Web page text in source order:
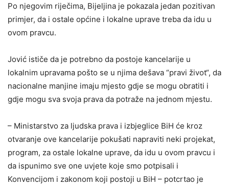
Po njegovim riječima, Bijeljina je pokazala jedan pozitivan
primjer, da i ostale općine i lokalne uprave treba da idu u
ovom pravcu.
Jović ističe da je potrebno da postoje kancelarije u
lokalnim upravama pošto se u njima dešava “pravi život“, da
nacionalne manjine imaju mjesto gdje se mogu obratiti i
gdje mogu sva svoja prava da potraže na jednom mjestu.
– Ministarstvo za ljudska prava i izbjeglice BiH će kroz
otvaranje ove kancelarije pokušati napraviti neki projekat,
program, za ostale lokalne uprave, da idu u ovom pravcu i
da ispunimo sve one uvjete koje smo potpisali i
Konvencijom i zakonom koji postoji u BiH – potcrtao je